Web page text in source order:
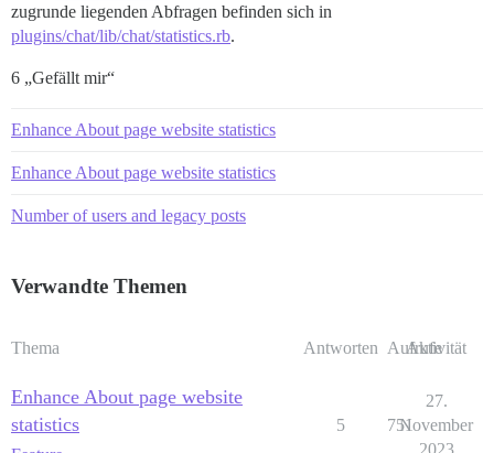
zugrunde liegenden Abfragen befinden sich in
plugins/chat/lib/chat/statistics.rb.
6 „Gefällt mir“
Enhance About page website statistics
Enhance About page website statistics
Number of users and legacy posts
Verwandte Themen
Thema Antworten Aufrufe
Aktivität
Enhance About page website
statistics
5 751
27.
November
2023